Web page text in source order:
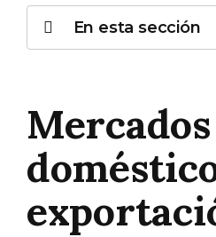
Nación
Mercados
En esta sección